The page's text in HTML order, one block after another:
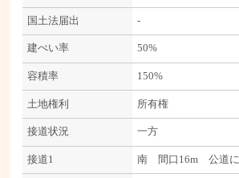
国土法届出 -
建ぺい率 50%
容積率 150%
土地権利 所有権
接道状況 一方
接道1 南 間口16m 公道に